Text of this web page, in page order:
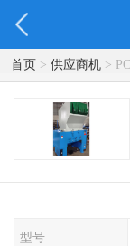
首页> 供应商机>
型号